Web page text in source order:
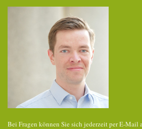
Bei Fragen können Sie sich jederzeit per E-Mail